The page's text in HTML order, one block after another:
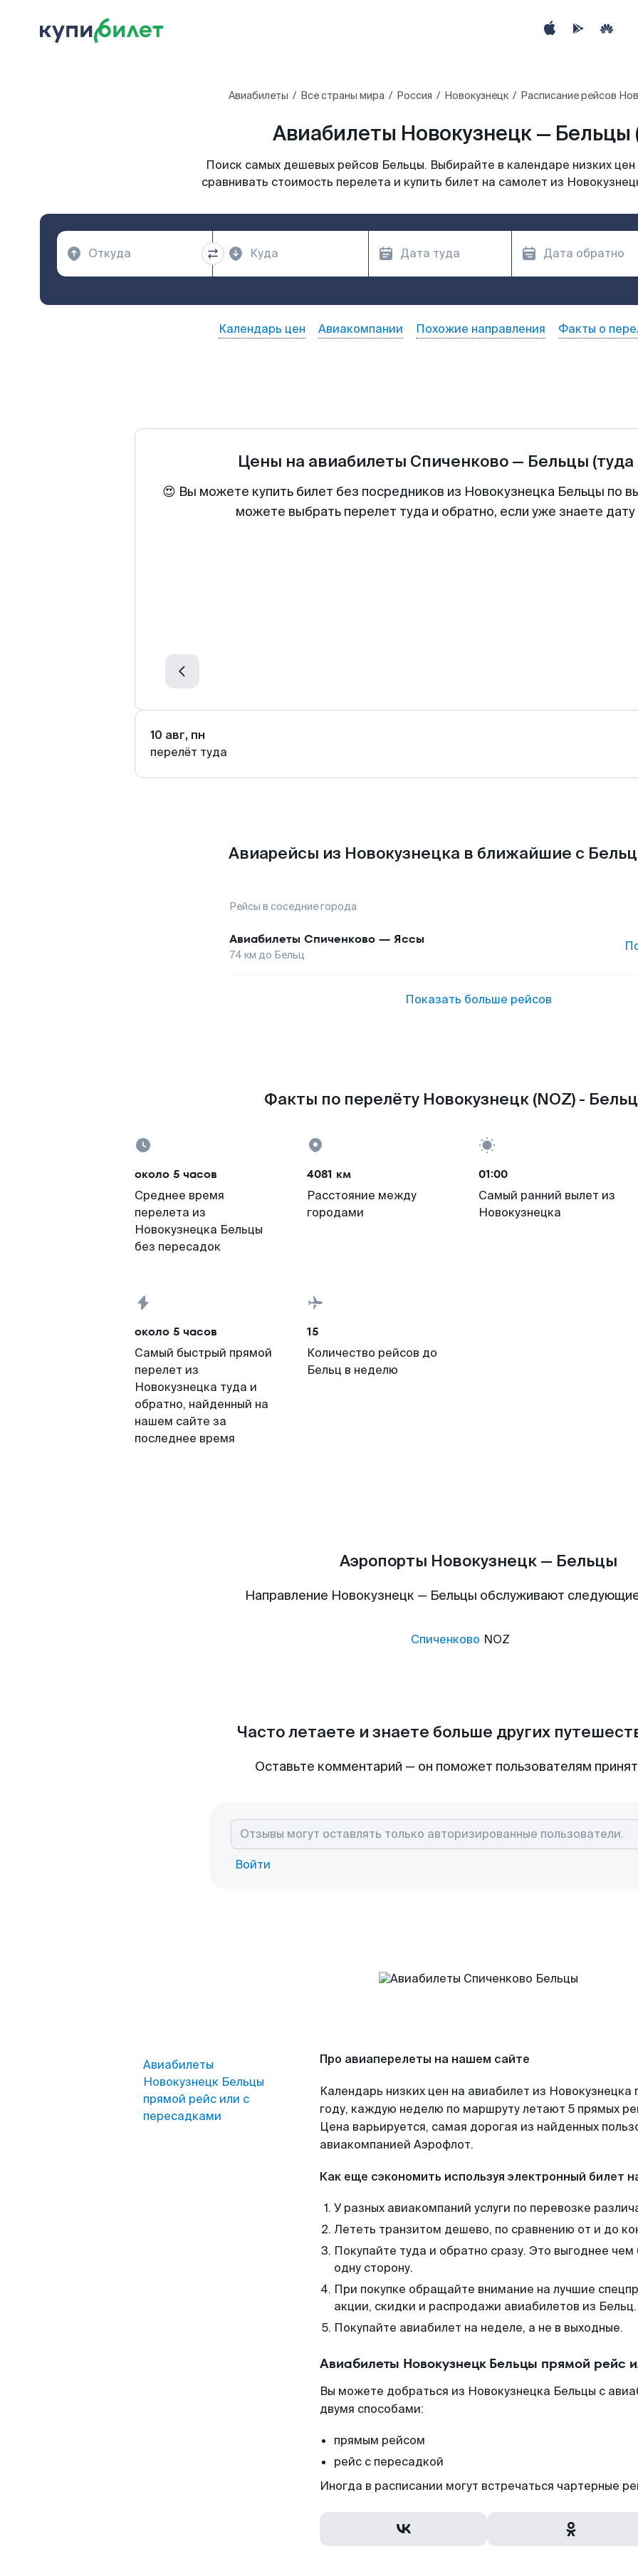
Авиабилеты Все страны мира Россия Новокузнецк Расписание рейсов
Авиабилеты Новокузнецк — Бельцы
Поиск самых дешевых рейсов Бельцы. Выбирайте в календаре низких
сравнивать стоимость перелета и купить билет на самолет из
Календарь цен Авиакомпании Похожие направления Факты о
Цены на авиабилеты Спиченково— Бельцы
😍 Вы можете купить билет без посредников из Новокузнецка Бельцы по
можете выбрать перелет туда и обратно, если уже знаете
10 авг, пн
перелёт туда
Авиарейсы из Новокузнецка в ближайшие с
Рейсы в соседние города
Авиабилеты Спиченково — Яссы
74 км до Бельц
Показать больше рейсов
Факты по перелёту Новокузнецк (NOZ) -
около 5 часов
Среднее время
перелета из
Новокузнецка Бельцы
без пересадок
4081 км
Расстояние между
городами
01:00
Самый ранний вылет из
Новокузнецка
около 5 часов
Самый быстрый прямой
перелет из
Новокузнецка туда и
обратно, найденный на
нашем сайте за
последнее время
15
Количество рейсов до
Бельц в неделю
Аэропорты Новокузнецк — Бельцы
Направление Новокузнецк — Бельцы обслуживают
Спиченково NOZ
Часто летаете и знаете больше других
Оставьте комментарий — он поможет пользователям
Войти
Авиабилеты
Новокузнецк Бельцы
прямой рейс или с
пересадками
Про авиаперелеты на нашем сайте
Календарь низких цен на авиабилет из
году, каждую неделю по маршруту летают 5 прямых
Цена варьируется, самая дорогая из найденных
авиакомпанией Аэрофлот.
Как еще сэкономить используя электронный билет
У разных авиакомпаний услуги по перевозке
Лететь транзитом дешево, по сравнению от и до
Покупайте туда и обратно сразу. Это выгоднее
одну сторону.
При покупке обращайте внимание на лучшие
акции, скидки и распродажи авиабилетов из Бельц.
Покупайте авиабилет на неделе, а не в выходные.
Авиабилеты Новокузнецк Бельцы прямой рейс
Вы можете добраться из Новокузнецка Бельцы с
двумя способами:
прямым рейсом
рейс с пересадкой
Иногда в расписании могут встречаться чартерные